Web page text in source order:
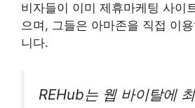
비자들이 이미 제휴마케팅 사이
으며, 그들은 아마존을 직접 이
니다.
REHub는 웹 바이탈에